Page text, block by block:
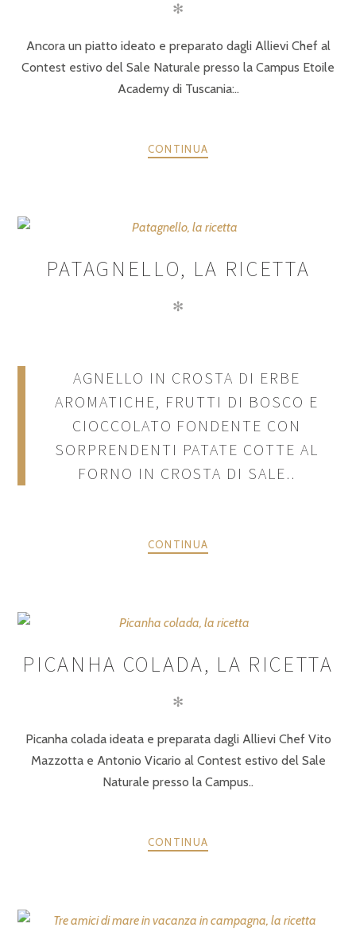
✻
Ancora un piatto ideato e preparato dagli Allievi Chef al
Contest estivo del Sale Naturale presso la Campus Etoile
Academy di Tuscania:..
CONTINUA
PATAGNELLO, LA RICETTA
✻
AGNELLO IN CROSTA DI ERBE
AROMATICHE, FRUTTI DI BOSCO E
CIOCCOLATO FONDENTE CON
SORPRENDENTI PATATE COTTE AL
FORNO IN CROSTA DI SALE..
CONTINUA
PICANHA COLADA, LA RICETTA
✻
Picanha colada ideata e preparata dagli Allievi Chef Vito
Mazzotta e Antonio Vicario al Contest estivo del Sale
Naturale presso la Campus..
CONTINUA